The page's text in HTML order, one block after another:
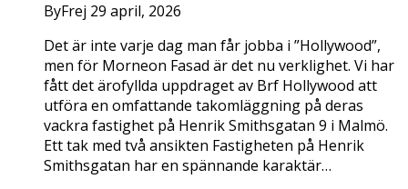
ByFrej 29 april, 2026
Det är inte varje dag man får jobba i ”Hollywood”,
men för Morneon Fasad är det nu verklighet. Vi har
fått det ärofyllda uppdraget av Brf Hollywood att
utföra en omfattande takomläggning på deras
vackra fastighet på Henrik Smithsgatan 9 i Malmö.
Ett tak med två ansikten Fastigheten på Henrik
Smithsgatan har en spännande karaktär…